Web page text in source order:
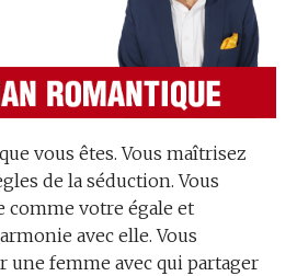
vous êtes. Vous maîtrisez
de la séduction. Vous
comme votre égale et
avec elle. Vous
femme avec qui partager